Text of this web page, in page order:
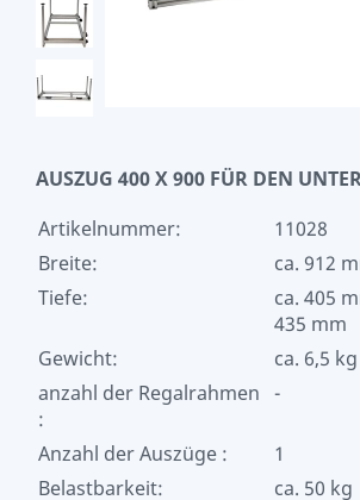
AUSZUG 400 X 900 FÜR DEN
Artikelnummer:
11028
Breite:
ca. 912
Tiefe:
ca. 405
435 mm
Gewicht:
ca. 6,5 kg
anzahl der Regalrahmen
:
-
Anzahl der Auszüge :
1
Belastbarkeit:
ca. 50 kg